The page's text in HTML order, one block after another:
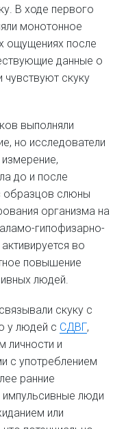
В ходе первого
монотонное
ощущениях после
данные о
скуку
выполняли
но исследователи
до и после
образцов слюны
организма на
гипофизарно-
во
повышение
людей.
скуку с
у людей с СДВГ,
личности и
с употреблением
ранние
импульсивные люди
или